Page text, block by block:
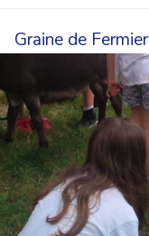
Graine de Fermier